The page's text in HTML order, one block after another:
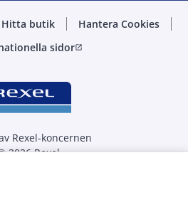
Hitta butik
Hantera Cookies
sidoropen_in_new
Rexel-koncernen
2026 Rexel